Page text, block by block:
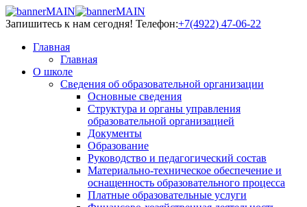
Запишитесь к нам сегодня! Телефон:+7(4922) 47-06-22
Главная
Главная
О школе
Сведения об образовательной организации
Основные сведения
Структура и органы управления
образовательной организацией
Документы
Образование
Руководство и педагогический состав
Материально-техническое обеспечение и
оснащенность образовательного процесса
Платные образовательные услуги